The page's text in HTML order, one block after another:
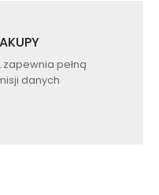
zapewnia pełną
danych